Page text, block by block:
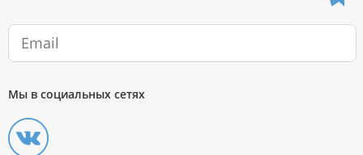
Мы в социальных сетях